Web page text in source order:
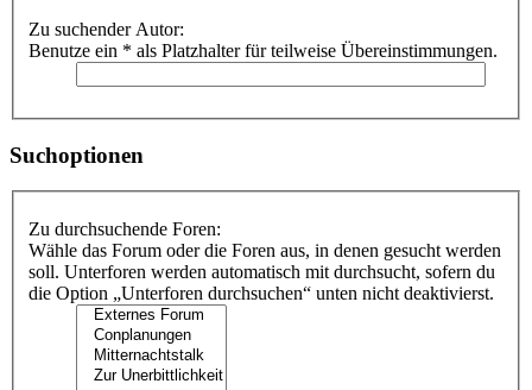
Zu suchender Autor:
Benutze ein * als Platzhalter für teilweise Übereinstimmungen.
Suchoptionen
Zu durchsuchende Foren:
Wähle das Forum oder die Foren aus, in denen gesucht werden
soll. Unterforen werden automatisch mit durchsucht, sofern du
die Option „Unterforen durchsuchen“ unten nicht deaktivierst.